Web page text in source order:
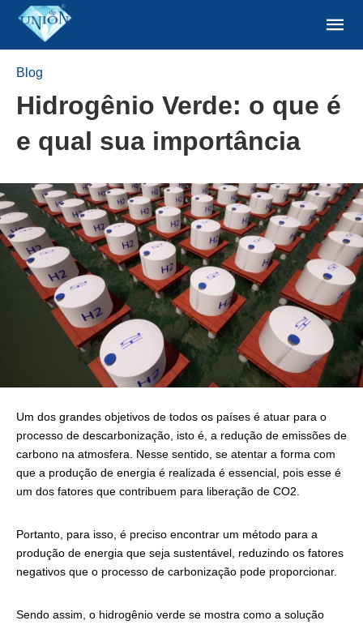
Blog
Hidrogênio Verde: o que é
e qual sua importância
Um dos grandes objetivos de todos os países é atuar para o
processo de descarbonização, isto é, a redução de emissões de
carbono na atmosfera. Nesse sentido, se atentar a forma com
que a produção de energia é realizada é essencial, pois esse é
um dos fatores que contribuem para liberação de CO2.
Portanto, para isso, é preciso encontrar um método para a
produção de energia que seja sustentável, reduzindo os fatores
negativos que o processo de carbonização pode proporcionar.
Sendo assim, o hidrogênio verde se mostra como a solução